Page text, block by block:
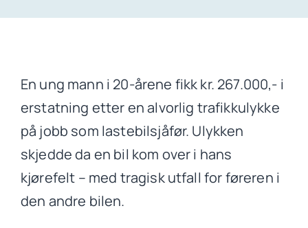
Personskader
Om oss
Kontakt
En ung mann i 20-årene fikk kr. 267.000,- i
erstatning etter en alvorlig trafikkulykke
på jobb som lastebilsjåfør. Ulykken
skjedde da en bil kom over i hans
kjørefelt – med tragisk utfall for føreren i
den andre bilen.